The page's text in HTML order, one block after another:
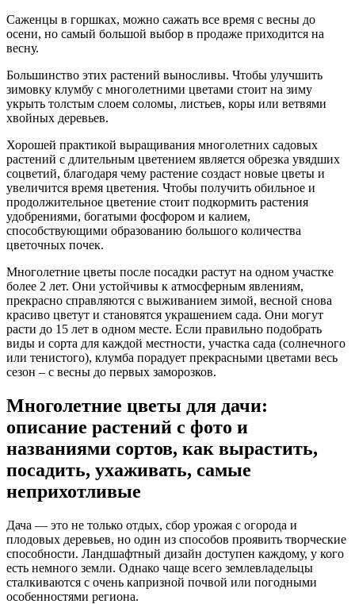
Саженцы в горшках, можно сажать все время с весны до
осени, но самый большой выбор в продаже приходится на
весну.
Большинство этих растений выносливы. Чтобы улучшить
зимовку клумбу с многолетними цветами стоит на зиму
укрыть толстым слоем соломы, листьев, коры или ветвями
хвойных деревьев.
Хорошей практикой выращивания многолетних садовых
растений с длительным цветением является обрезка увядших
соцветий, благодаря чему растение создаст новые цветы и
увеличится время цветения. Чтобы получить обильное и
продолжительное цветение стоит подкормить растения
удобрениями, богатыми фосфором и калием,
способствующими образованию большого количества
цветочных почек.
Многолетние цветы после посадки растут на одном участке
более 2 лет. Они устойчивы к атмосферным явлениям,
прекрасно справляются с выживанием зимой, весной снова
красиво цветут и становятся украшением сада. Они могут
расти до 15 лет в одном месте. Если правильно подобрать
виды и сорта для каждой местности, участка сада (солнечного
или тенистого), клумба порадует прекрасными цветами весь
сезон – с весны до первых заморозков.
Многолетние цветы для дачи:
описание растений с фото и
названиями сортов, как вырастить,
посадить, ухаживать, самые
неприхотливые
Дача — это не только отдых, сбор урожая с огорода и
плодовых деревьев, но один из способов проявить творческие
способности. Ландшафтный дизайн доступен каждому, у кого
есть немного земли. Однако чаще всего землевладельцы
сталкиваются с очень капризной почвой или погодными
особенностями региона.